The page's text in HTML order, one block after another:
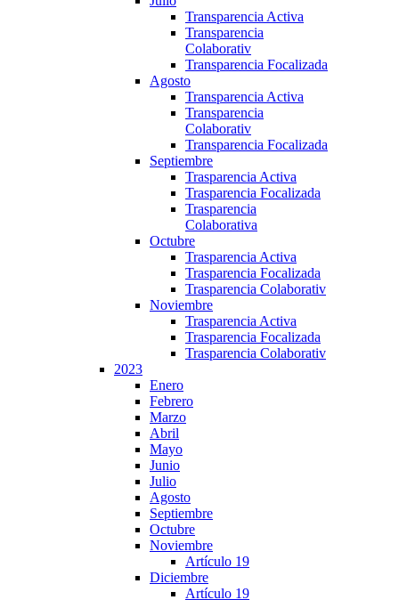
Transparencia Activa
Transparencia
Colaborativ
Transparencia Focalizada
Agosto
Transparencia Activa
Transparencia
Colaborativ
Transparencia Focalizada
Septiembre
Trasparencia Activa
Trasparencia Focalizada
Trasparencia
Colaborativa
Octubre
Trasparencia Activa
Trasparencia Focalizada
Trasparencia Colaborativ
Noviembre
Trasparencia Activa
Trasparencia Focalizada
Trasparencia Colaborativ
2023
Enero
Febrero
Marzo
Abril
Mayo
Junio
Julio
Agosto
Septiembre
Octubre
Noviembre
Artículo 19
Diciembre
Artículo 19